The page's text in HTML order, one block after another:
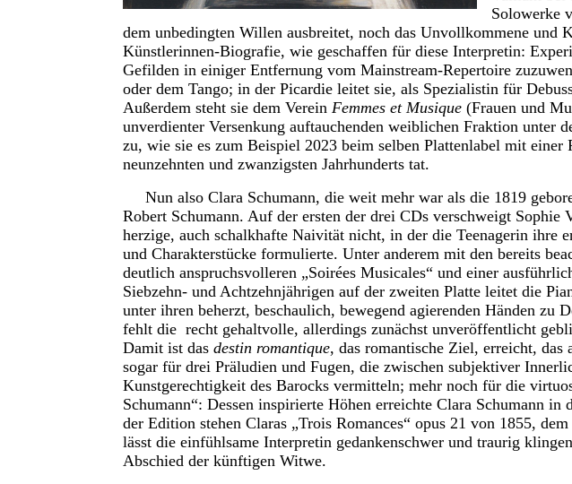
Solowerke
dem unbedingten Willen ausbreitet, noch das Unvollkommene und
Künstlerinnen-Biografie, wie geschaffen für diese Interpretin:
Gefilden in einiger Entfernung vom Mainstream-Repertoire
oder dem Tango; in der Picardie leitet sie, als Spezialistin für
Außerdem steht sie dem Verein Femmes et Musique (Frauen und
unverdienter Versenkung auftauchenden weiblichen Fraktion unter
zu, wie sie es zum Beispiel 2023 beim selben Plattenlabel mit einer
neunzehnten und zwanzigsten Jahrhunderts tat.
Nun also Clara Schumann, die weit mehr war als die 1819
Robert Schumann. Auf der ersten der drei CDs verschweigt Sophie
herzige, auch schalkhafte Naivität nicht, in der die Teenagerin ihre
und Charakterstücke formulierte. Unter anderem mit den bereits
deutlich anspruchsvolleren „Soirées Musicales“ und einer
Siebzehn- und Achtzehnjährigen auf der zweiten Platte leitet die
unter ihren beherzt, beschaulich, bewegend agierenden Händen zu
fehlt die recht gehaltvolle, allerdings zunächst unveröffentlicht
Damit ist das destin romantique, das romantische Ziel, erreicht,
sogar für drei Präludien und Fugen, die zwischen subjektiver
Kunstgerechtigkeit des Barocks vermitteln; mehr noch für die
Schumann“: Dessen inspirierte Höhen erreichte Clara Schumann
der Edition stehen Claras „Trois Romances“ opus 21 von 1855,
lässt die einfühlsame Interpretin gedankenschwer und traurig
Abschied der künftigen Witwe.